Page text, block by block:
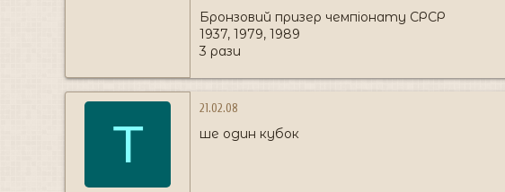
Бронзовий призер чемпіонату СРСР
1937, 1979, 1989
3 рази
T
21.02.08
ше один кубок